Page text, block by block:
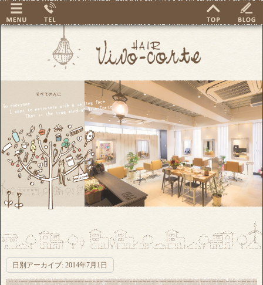
日別アーカイブ: 2014年7月1日